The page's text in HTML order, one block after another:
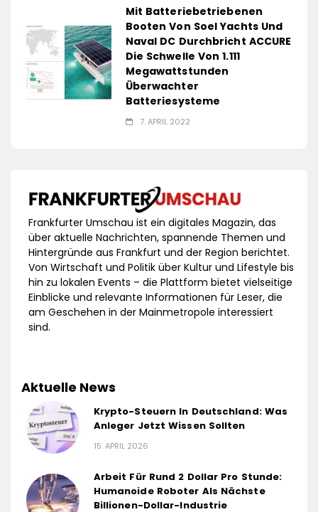
Mit Batteriebetriebenen
Booten Von Soel Yachts Und
Naval DC Durchbricht ACCURE
Die Schwelle Von 1.111
Megawattstunden
Überwachter
Batteriesysteme
7. APRIL 2022
Frankfurter Umschau ist ein digitales Magazin, das
über aktuelle Nachrichten, spannende Themen und
Hintergründe aus Frankfurt und der Region berichtet.
Von Wirtschaft und Politik über Kultur und Lifestyle bis
hin zu lokalen Events – die Plattform bietet vielseitige
Einblicke und relevante Informationen für Leser, die
am Geschehen in der Mainmetropole interessiert
sind.
Aktuelle News
Krypto-Steuern In Deutschland: Was
Anleger Jetzt Wissen Sollten
15. APRIL 2026
Arbeit Für Rund 2 Dollar Pro Stunde:
Humanoide Roboter Als Nächste
Billionen-Dollar-Industrie